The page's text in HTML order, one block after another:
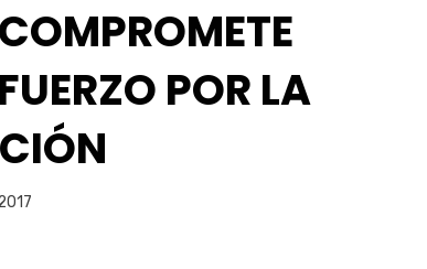
POR LA
Miranda Servín